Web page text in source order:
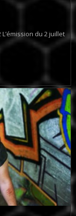
du 2 juillet